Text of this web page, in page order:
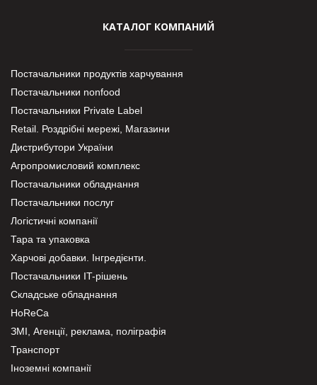
КАТАЛОГ КОМПАНИЙ
Постачальники продуктів харчування
Постачальники nonfood
Постачальники Private Label
Retail. Роздрібні мережі, Магазини
Дистрибутори України
Агропромисловий комплекс
Постачальники обладнання
Постачальники послуг
Логістичні компанії
Тара та упаковка
Харчові добавки. Інгредієнти.
Постачальники IT-рішень
Складське обладнання
HoReCa
ЗМІ, Агенції, реклама, поліграфія
Транспорт
Іноземні компанії